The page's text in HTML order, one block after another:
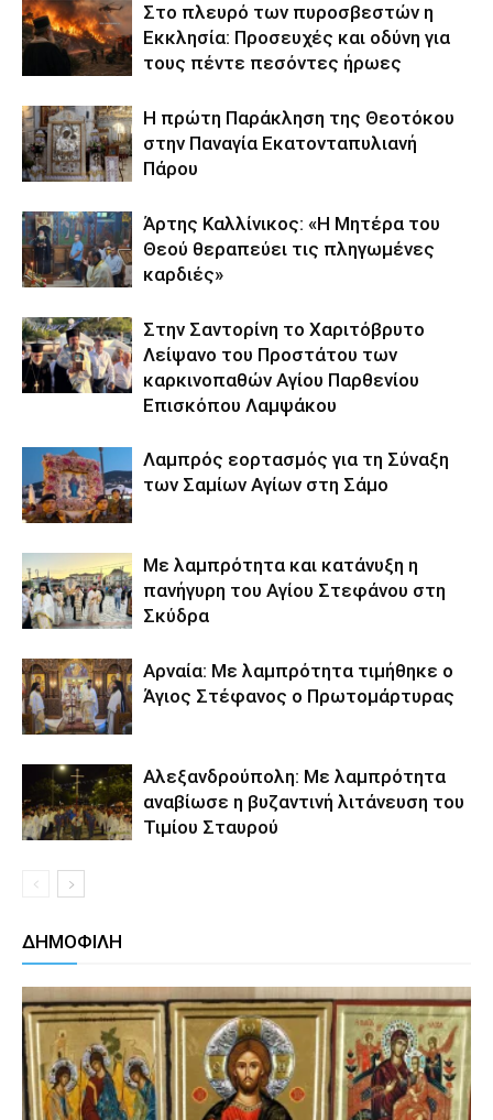
Στο πλευρό των πυροσβεστών η
Εκκλησία: Προσευχές και οδύνη για
τους πέντε πεσόντες ήρωες
Η πρώτη Παράκληση της Θεοτόκου
στην Παναγία Εκατονταπυλιανή
Πάρου
Άρτης Καλλίνικος: «Η Μητέρα του
Θεού θεραπεύει τις πληγωμένες
καρδιές»
Στην Σαντορίνη το Χαριτόβρυτο
Λείψανο του Προστάτου των
καρκινοπαθών Αγίου Παρθενίου
Επισκόπου Λαμψάκου
Λαμπρός εορτασμός για τη Σύναξη
των Σαμίων Αγίων στη Σάμο
Με λαμπρότητα και κατάνυξη η
πανήγυρη του Αγίου Στεφάνου στη
Σκύδρα
Αρναία: Με λαμπρότητα τιμήθηκε ο
Άγιος Στέφανος ο Πρωτομάρτυρας
Αλεξανδρούπολη: Με λαμπρότητα
αναβίωσε η βυζαντινή λιτάνευση του
Τιμίου Σταυρού
ΔΗΜΟΦΙΛΗ